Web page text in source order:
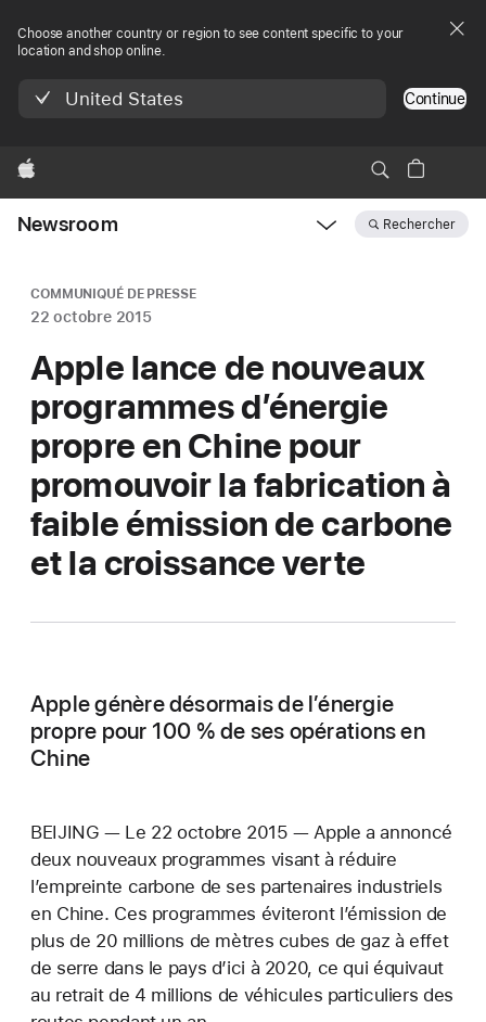
Choose another country or region to see content specific to your
location and shop online.
United States Continue
Apple
Newsroom Rechercher
COMMUNIQUÉ DE PRESSE
22 octobre 2015
Apple lance de nouveaux
programmes d’énergie
propre en Chine pour
promouvoir la fabrication à
faible émission de carbone
et la croissance verte
Apple génère désormais de l’énergie
propre pour 100 % de ses opérations en
Chine
BEIJING — Le 22 octobre 2015 — Apple a annoncé
deux nouveaux programmes visant à réduire
l’empreinte carbone de ses partenaires industriels
en Chine. Ces programmes éviteront l’émission de
plus de 20 millions de mètres cubes de gaz à effet
de serre dans le pays d’ici à 2020, ce qui équivaut
au retrait de 4 millions de véhicules particuliers des